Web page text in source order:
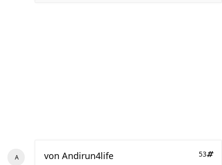
53
von Andirun4life